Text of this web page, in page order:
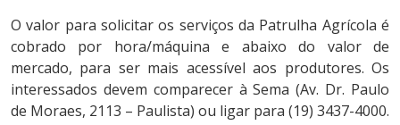
O valor para solicitar os serviços da Patrulha Agrícola é
cobrado por hora/máquina e abaixo do valor de
mercado, para ser mais acessível aos produtores. Os
interessados devem comparecer à Sema (Av. Dr. Paulo
de Moraes, 2113 – Paulista) ou ligar para (19) 3437-4000.